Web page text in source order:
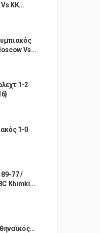
KK...
Vs...
1-2
1-0
89-77 /
Khimki...